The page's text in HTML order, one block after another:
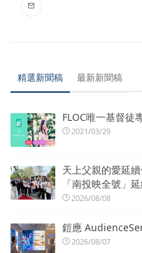
精選新聞稿 最新新聞稿
FLOC唯一基督徒
2021/03/29
天上父親的愛延
「南投映全號」
2026/08/08
鎧應
2026/08/07